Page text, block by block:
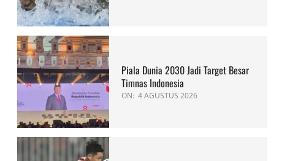
Piala Dunia 2030 Jadi Target Besar
Timnas Indonesia
ON: 4 AGUSTUS 2026